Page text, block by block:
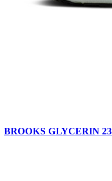
BROOKS GLYCERIN 23